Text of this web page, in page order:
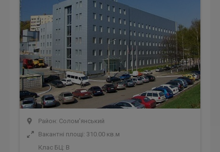
Район: Солом'янський
Вакантні площі: 310.00 кв.м
Клас БЦ: B